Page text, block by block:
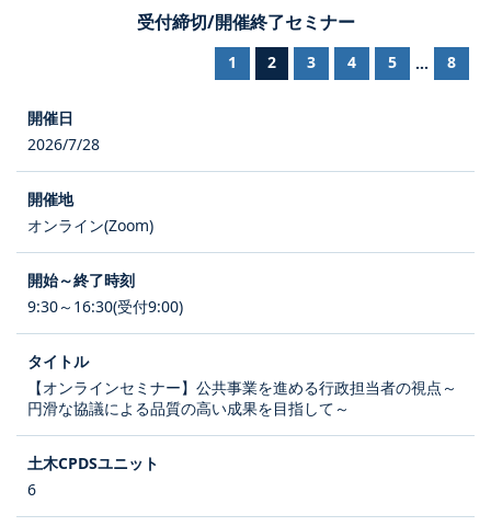
受付締切/開催終了セミナー
1 2 3 4 5 ... 8
2026/7/28
オンライン(Zoom)
9:30～16:30(受付9:00)
【オンラインセミナー】公共事業を進める行政担当者の視点～
円滑な協議による品質の高い成果を目指して～
6